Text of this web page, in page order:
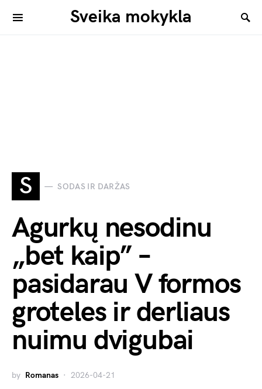
Sveika mokykla
S SODAS IR DARŽAS
Agurkų nesodinu
„bet kaip” –
pasidarau V formos
groteles ir derliaus
nuimu dvigubai
by Romanas 2026-04-21